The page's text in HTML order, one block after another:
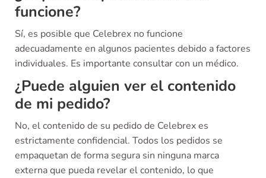
funcione?
Sí, es posible que Celebrex no funcione
adecuadamente en algunos pacientes debido a factores
individuales. Es importante consultar con un médico.
¿Puede alguien ver el contenido
de mi pedido?
No, el contenido de su pedido de Celebrex es
estrictamente confidencial. Todos los pedidos se
empaquetan de forma segura sin ninguna marca
externa que pueda revelar el contenido, lo que